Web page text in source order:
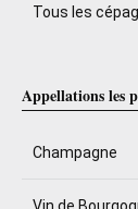
Tous les
Appellations les
Champagne